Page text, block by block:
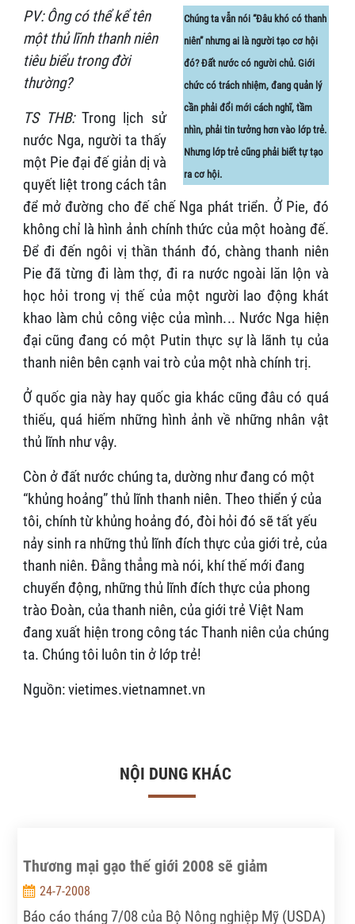
Chúng ta vẫn nói “Đâu khó có thanh
niên” nhưng ai là người tạo cơ hội
đó? Đất nước có người chủ. Giới
chức có trách nhiệm, đang quản lý
cần phải đổi mới cách nghĩ, tầm
nhìn, phải tin tưởng hơn vào lớp trẻ.
Nhưng lớp trẻ cũng phải biết tự tạo
ra cơ hội.
PV: Ông có thể kể tên
một thủ lĩnh thanh niên
tiêu biểu trong đời
thường?
TS THB:Trong lịch sử
nước Nga, người ta thấy
một Pie đại đế giản dị và
quyết liệt trong cách tân
để mở đường cho đế chế Nga phát triển. Ở Pie, đó
không chỉ là hình ảnh chính thức của một hoàng đế.
Để đi đến ngôi vị thần thánh đó, chàng thanh niên
Pie đã từng đi làm thợ, đi ra nước ngoài lăn lộn và
học hỏi trong vị thế của một người lao động khát
khao làm chủ công việc của mình... Nước Nga hiện
đại cũng đang có một Putin thực sự là lãnh tụ của
thanh niên bên cạnh vai trò của một nhà chính trị.
Ở quốc gia này hay quốc gia khác cũng đâu có quá
thiếu, quá hiếm những hình ảnh về những nhân vật
thủ lĩnh như vậy.
Còn ở đất nước chúng ta, dường như đang có một
“khủng hoảng” thủ lĩnh thanh niên. Theo thiển ý của
tôi, chính từ khủng hoảng đó, đòi hỏi đó sẽ tất yếu
nảy sinh ra những thủ lĩnh đích thực của giới trẻ, của
thanh niên. Đằng thẳng mà nói, khí thế mới đang
chuyển động, những thủ lĩnh đích thực của phong
trào Đoàn, của thanh niên, của giới trẻ Việt Nam
đang xuất hiện trong công tác Thanh niên của chúng
ta. Chúng tôi luôn tin ở lớp trẻ!
Nguồn: vietimes.vietnamnet.vn
NỘI DUNG KHÁC
Thương mại gạo thế giới 2008 sẽ giảm
24-7-2008
Báo cáo tháng 7/08 của Bộ Nông nghiệp Mỹ (USDA)